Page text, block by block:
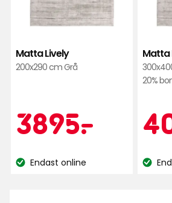
Matta Lively
200x290 cm Grå
3895-
.
3895
Lagersaldo:
Endast online
Matta
20%